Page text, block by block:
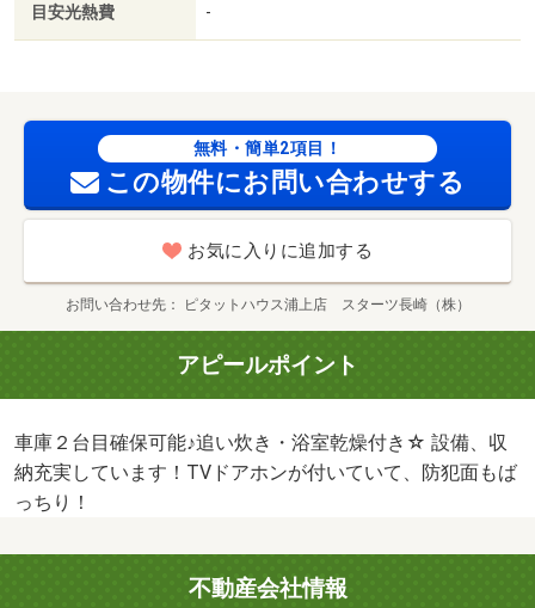
目安光熱費 -
無料・簡単2項目！
この物件にお問い合わせする
お気に入りに追加する
お問い合わせ先 ピタットハウス浦上店 スターツ長崎（株）
アピールポイント
車庫２台目確保可能♪追い炊き・浴室乾燥付き☆ 設備、収
納充実しています！TVドアホンが付いていて、防犯面もば
っちり！
不動産会社情報